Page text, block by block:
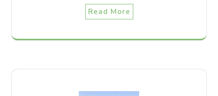
Read More